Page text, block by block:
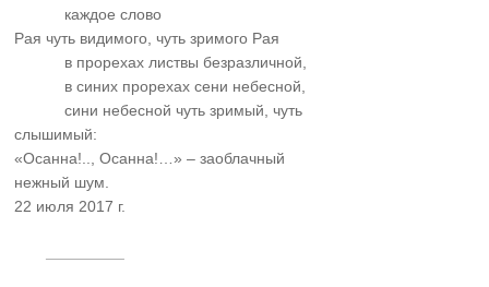
каждое слово
Рая чуть видимого, чуть зримого Рая
в прорехах листвы безразличной,
в синих прорехах сени небесной,
……….сини небесной чуть зримый, чуть
слышимый:
«Осанна!.., Осанна!…» – заоблачный
нежный шум.
22 июля 2017 г.